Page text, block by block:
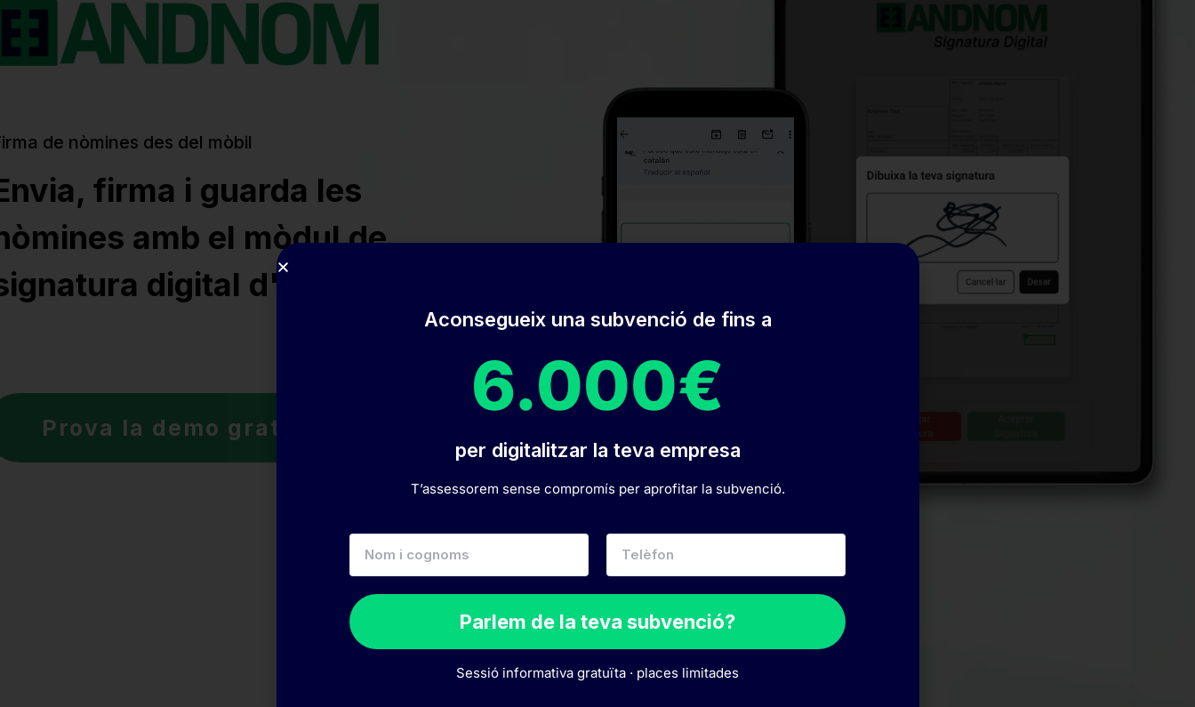
de nòmines des del mòbil
Prova la demo gratuïta
firma i guarda les
amb el mòdul de
digital d'AndNom
Aconsegueix una subvenció de fins a
6.000€
per digitalitzar la teva empresa
T’assessorem sense compromís per aprofitar la subvenció.
Parlem de la teva subvenció?
Sessió informativa gratuïta · places limitades